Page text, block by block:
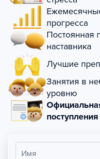
прогресса
Постоянная
наставника
Лучшие
Занятия в
уровню
Имя